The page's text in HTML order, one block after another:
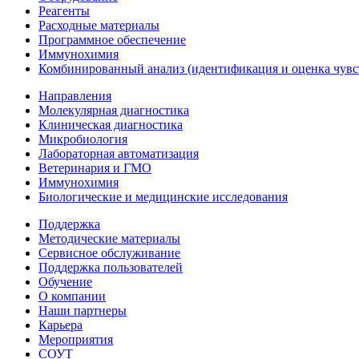
Реагенты
Расходные материалы
Программное обеспечение
Иммунохимия
Комбинированный анализ (идентификация и оценка
Направления
Молекулярная диагностика
Клиническая диагностика
Микробиология
Лабораторная автоматизация
Ветеринария и ГМО
Иммунохимия
Биологические и медицинские исследования
Поддержка
Методические материалы
Сервисное обслуживание
Поддержка пользователей
Обучение
О компании
Наши партнеры
Карьера
Мероприятия
СОУТ